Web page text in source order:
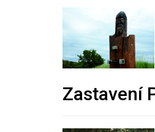
Zastavení